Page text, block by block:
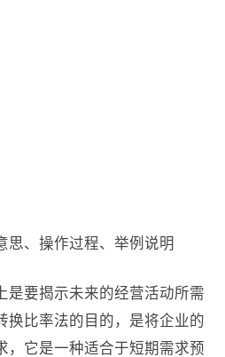
思、操作过程、举例说明
是要揭示未来的经营活动所需
换比率法的目的，是将企业的
，它是一种适合于短期需求预